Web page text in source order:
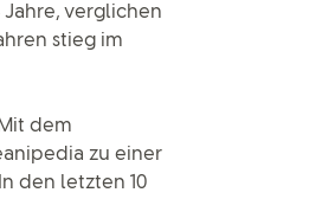
Jahre, verglichen
stieg im
dem
zu einer
den letzten 10